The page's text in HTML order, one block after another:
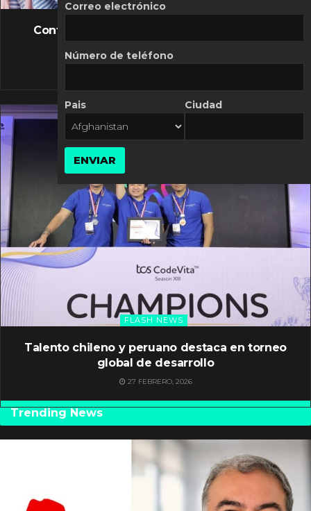
FLASH NEWS
Controversia de Mercado Libre por costos
10 MARZO, 2026
FLASH NEWS
Talento chileno y peruano destaca en torneo
global de desarrollo
27 FEBRERO, 2026
Trending News
Correo electrónico
Número de teléfono
Pais Ciudad
ENVIAR